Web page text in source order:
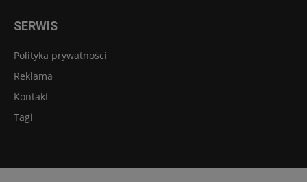
SERWIS
Polityka prywatności
Reklama
Kontakt
Tagi